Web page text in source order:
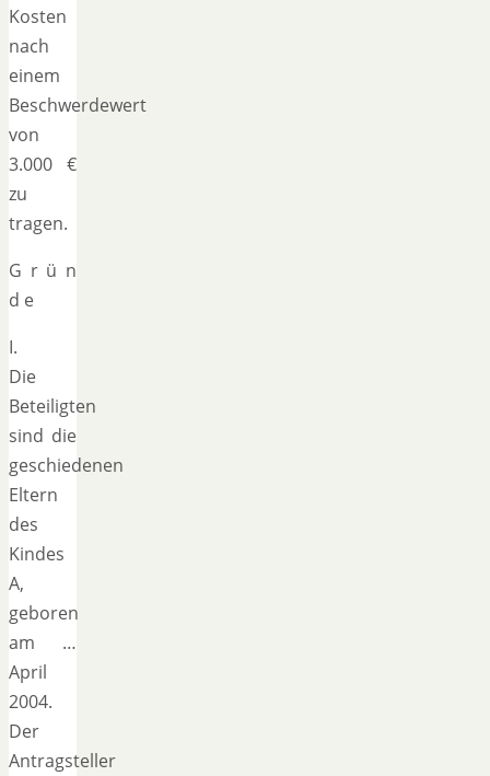
Kosten
nach
einem
Beschwerdewert
von
3.000 €
zu
tragen.
G r ü n
d e
I.
Die
Beteiligten
sind die
geschiedenen
Eltern
des
Kindes
A,
geboren
am …
April
2004.
Der
Antragsteller